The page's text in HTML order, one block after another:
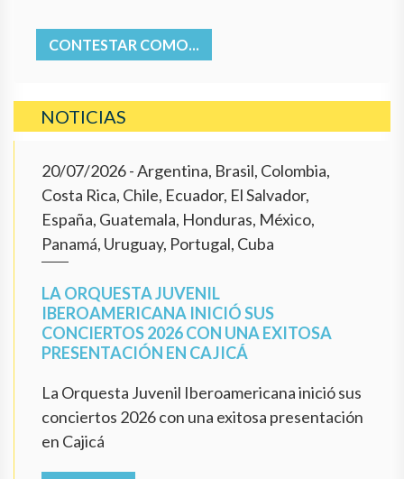
CONTESTAR COMO...
NOTICIAS
20/07/2026- Argentina, Brasil, Colombia,
Costa Rica, Chile, Ecuador, El Salvador,
España, Guatemala, Honduras, México,
Panamá, Uruguay, Portugal, Cuba
LA ORQUESTA JUVENIL
IBEROAMERICANA INICIÓ SUS
CONCIERTOS 2026 CON UNA EXITOSA
PRESENTACIÓN EN CAJICÁ
La Orquesta Juvenil Iberoamericana inició sus
conciertos 2026 con una exitosa presentación
en Cajicá